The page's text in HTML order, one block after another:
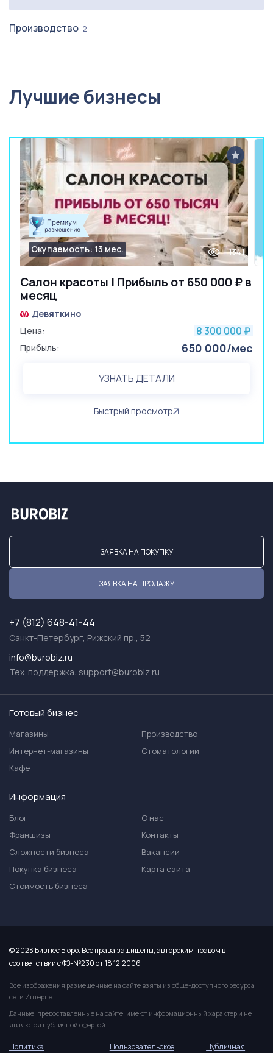
Производство 2
Лучшие бизнесы
Салон красоты | Прибыль от 650 000 ₽ в
месяц
Окупаемость: 13 мес. 1341
Девяткино
Цена:
8 300 000 ₽
Прибыль: 650 000/мес
УЗНАТЬ ДЕТАЛИ
Быстрый просмотр
ЗАЯВКА НА ПОКУПКУ
ЗАЯВКА НА ПРОДАЖУ
+7 (812) 648-41-44
Санкт-Петербург, Рижский пр., 52
info@burobiz.ru
Тех. поддержка: support@burobiz.ru
Готовый бизнес
Магазины
Интернет-магазины
Кафе
Производство
Стоматологии
Информация
Блог
Франшизы
Сложности бизнеса
Покупка бизнеса
Стоимость бизнеса
О нас
Контакты
Вакансии
Карта сайта
© 2023 Бизнес Бюро. Все права защищены, авторским правом в
соответствии с ФЗ-№230 от 18.12.2006
Все изображения размещенные на сайте взяты из обще-доступного ресурса
сети Интернет.
Данные, предоставленные на сайте, имеют информационный характер и не
являются публичной офертой.
Политика Пользовательское Публичная